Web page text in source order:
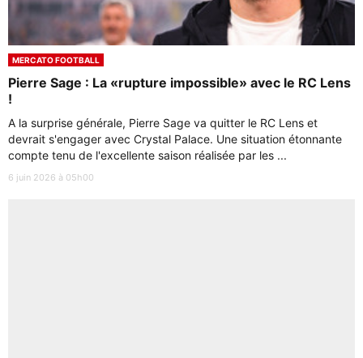
MERCATO FOOTBALL
Pierre Sage : La «rupture impossible» avec le RC Lens
!
A la surprise générale, Pierre Sage va quitter le RC Lens et
devrait s'engager avec Crystal Palace. Une situation étonnante
compte tenu de l'excellente saison réalisée par les ...
6 juin 2026 à 05h00